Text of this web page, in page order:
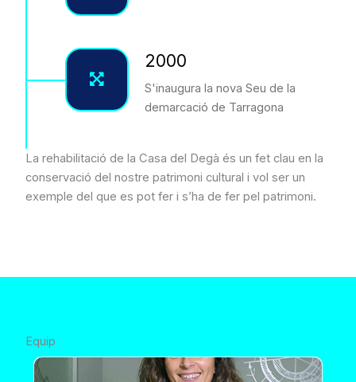
2000
S'inaugura la nova Seu de la
demarcació de Tarragona
La rehabilitació de la Casa del Degà és un fet clau en la
conservació del nostre patrimoni cultural i vol ser un
exemple del que es pot fer i s’ha de fer pel patrimoni.
Equip